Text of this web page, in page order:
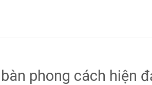
phong cách hiện